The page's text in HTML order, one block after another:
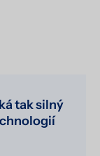
tak silný